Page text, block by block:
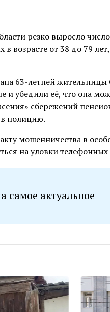
резко выросло
в возрасте от 38 до 79
63-летней
и убедили её, что она
сбережений
полицию.
мошенничества в
на уловки
самое актуальное